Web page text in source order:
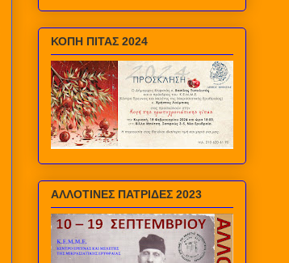
ΚΟΠΗ ΠΙΤΑΣ 2024
ΑΛΛΟΤΙΝΕΣ ΠΑΤΡΙΔΕΣ 2023